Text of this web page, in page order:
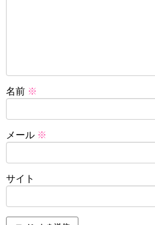
名前 ※
メール ※
サイト